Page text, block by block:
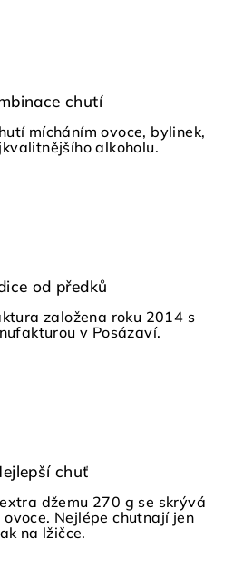
chutí
mícháním ovoce, bylinek,
alkoholu.
od předků
založena roku 2014 s
v Posázaví.
chuť
džemu 270 g se skrývá
Nejlépe chutnají jen
na lžičce.